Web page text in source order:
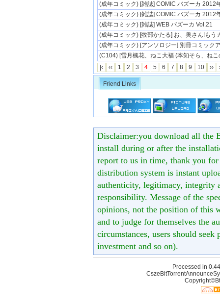
(成年コミック) [雑誌] COMIC バズーカ 2012
(成年コミック) [雑誌] COMIC バズーカ 2012
(成年コミック) [雑誌] WEB バズーカ Vol.21
(成年コミック) [牧部かたる] お、奥さん!もう
(成年コミック) [アンソロジー] 別冊コミック
(C104) [雪月楓花、ねこ大福 (本知そら、ねこ
|‹
‹‹ 1 2 3 4 5 6 7 8 9 10 ››
Friend Links
Disclaimer:you download all the
install during or after the
report to us in time, thank you
distribution system is instant
authenticity, legitimacy, integrity
responsibility. Message of the
opinions, not the position of this
and to judge for themselves the
circumstances, users should
investment and so on).
Processed in